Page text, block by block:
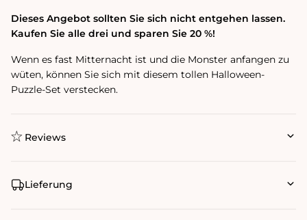
Dieses Angebot sollten Sie sich nicht entgehen lassen.
Kaufen Sie alle drei und sparen Sie 20 %!
Wenn es fast Mitternacht ist und die Monster anfangen zu
wüten, können Sie sich mit diesem tollen Halloween-
Puzzle-Set verstecken.
Reviews
Lieferung